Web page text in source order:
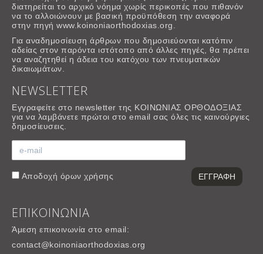
διατηρείται το αρχικό νόημα χωρίς περικοπές που πιθανόν
να το αλλοιώνουν με βασική προϋπόθεση την αναφορά
στην πηγή www.koinoniaorthodoxias.org.
Για αναδημοσίευση άρθρων που δημοσιεύονται κατόπιν
αδείας στον παρόντα ιστότοπο από άλλες πηγές, θα πρέπει
να αναζητηθεί η άδεια του κατόχου των πνευματικών
δικαιωμάτων.
NEWSLETTER
Εγγραφείτε στο newsletter της ΚΟΙΝΩΝΙΑΣ ΟΡΘΟΔΟΞΙΑΣ
για να λαμβάνετε πρώτοι στο email σας όλες τις καινούργιες
δημοσίευσεις.
Αποδοχή όρων χρήσης
ΕΠΙΚΟΙΝΩΝΙΑ
Άμεση επικοινωνία στο email:
contact@koinoniaorthodoxias.org